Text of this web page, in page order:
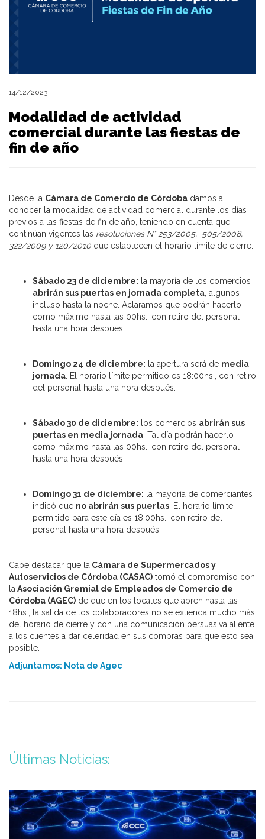
14/12/2023
Modalidad de actividad
comercial durante las fiestas de
fin de año
Desde la Cámara de Comercio de Córdoba damos a
conocer la modalidad de actividad comercial durante los días
previos a las fiestas de fin de año, teniendo en cuenta que
continúan vigentes las resoluciones N° 253/2005, 505/2008,
322/2009 y 120/2010 que establecen el horario límite de cierre.
Sábado 23 de diciembre: la mayoría de los comercios
abrirán sus puertas en jornada completa, algunos
incluso hasta la noche. Aclaramos que podrán hacerlo
como máximo hasta las 00hs., con retiro del personal
hasta una hora después.
Domingo 24 de diciembre: la apertura será de media
jornada. El horario límite permitido es 18:00hs., con retiro
del personal hasta una hora después.
Sábado 30 de diciembre: los comercios abrirán sus
puertas en media jornada. Tal día podrán hacerlo
como máximo hasta las 00hs., con retiro del personal
hasta una hora después.
Domingo 31 de diciembre: la mayoría de comerciantes
indicó que no abrirán sus puertas. El horario límite
permitido para este día es 18:00hs., con retiro del
personal hasta una hora después.
Cabe destacar que la Cámara de Supermercados y
Autoservicios de Córdoba (CASAC) tomó el compromiso con
laAsociación Gremial de Empleados de Comercio de
Córdoba (AGEC) de que en los locales que abren hasta las
18hs., la salida de los colaboradores no se extienda mucho más
del horario de cierre y con una comunicación persuasiva aliente
a los clientes a dar celeridad en sus compras para que esto sea
posible.
Adjuntamos: Nota de Agec
Últimas Noticias: